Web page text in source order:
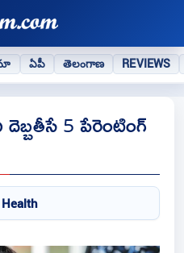
ఏపీ తెలంగాణ REVIEWS
5 పేరెంటింగ్
Health